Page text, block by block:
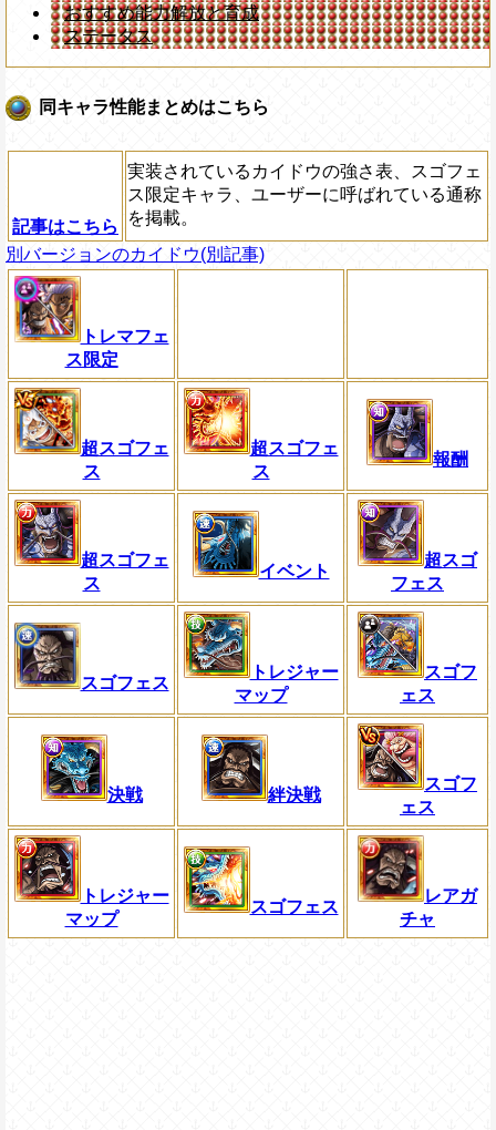
おすすめ能力解放と育成
ステータス
同キャラ性能まとめはこちら
記事はこちら
実装されているカイドウの強さ表、スゴフェ
ス限定キャラ、ユーザーに呼ばれている通称
を掲載。
別バージョンのカイドウ(別記事)
トレマフェ
ス限定
超スゴフェ
ス
超スゴフェ
ス
報酬
超スゴフェ
ス
イベント
超スゴ
フェス
スゴフェス
トレジャー
マップ
スゴフ
ェス
決戦 絆決戦
スゴフ
ェス
トレジャー
マップ
スゴフェス
レアガ
チャ